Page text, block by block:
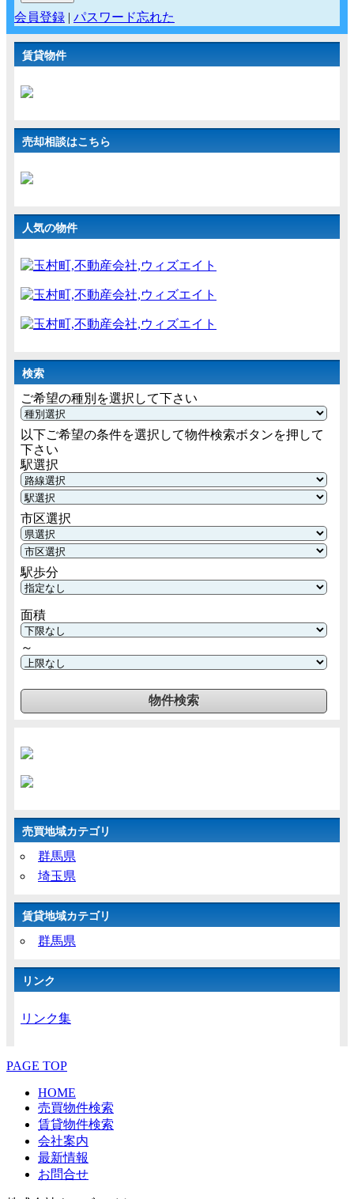
会員登録 | パスワード忘れた
賃貸物件
売却相談はこちら
人気の物件
検索
ご希望の種別を選択して下さい
以下ご希望の条件を選択して物件検索ボタンを押して
下さい
駅選択
市区選択
駅歩分
面積
～
売買地域カテゴリ
群馬県
埼玉県
賃貸地域カテゴリ
群馬県
リンク
リンク集
PAGE TOP
HOME
売買物件検索
賃貸物件検索
会社案内
最新情報
お問合せ